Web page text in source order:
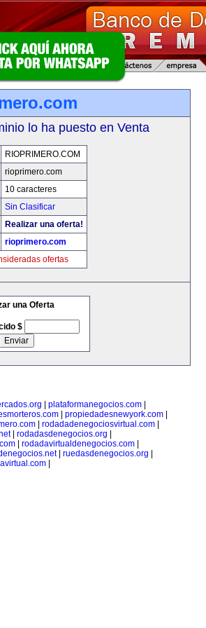
lo ha puesto en Venta
RIOPRIMERO.COM
rioprimero.com
10 caracteres
Sin Clasificar
Realizar una oferta!
rioprimero.com
ofertas
una Oferta
$
plataformanegocios.com
| propiedadesnewyork.com|
rodadadenegociosvirtual.com
| rodadasdenegocios.org
| rodadavirtualdenegocios.com|
| ruedasdenegocios.org
|